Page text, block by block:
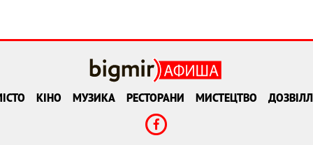
КІНО МУЗИКА РЕСТОРАНИ МИСТЕЦТВО